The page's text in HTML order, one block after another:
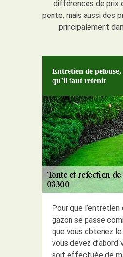
différences de prix
pente, mais aussi des
principalement
Entretien de pelouse,
qu’il faut retenir
Pour que
gazon se passe
que vous obtenez
vous devez d’abord
soit effectuée de